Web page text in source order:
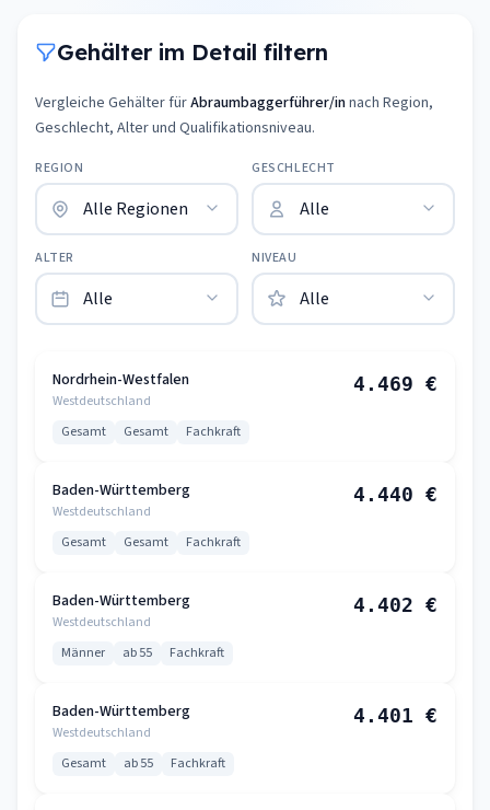
Gehälter im Detail filtern
Vergleiche Gehälter fürAbraumbaggerführer/innach Region,
Geschlecht, Alter und Qualifikationsniveau.
REGION GESCHLECHT
ALTER NIVEAU
Nordrhein-Westfalen
Westdeutschland
4.469 €
Gesamt Gesamt Fachkraft
Baden-Württemberg
Westdeutschland
4.440 €
Gesamt Gesamt Fachkraft
Baden-Württemberg
Westdeutschland
4.402 €
Männer ab 55 Fachkraft
Baden-Württemberg
Westdeutschland
4.401 €
Gesamt ab 55 Fachkraft